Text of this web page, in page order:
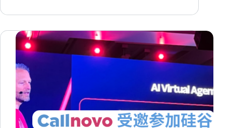
太
客
太
海
印